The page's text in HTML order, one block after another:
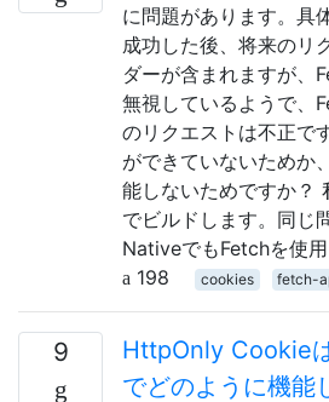
に問題があります。具
成功した後、将来のリ
ダーが含まれますが、
無視しているようで、
のリクエストは不正で
ができていないためか
能しないためですか？
でビルドします。同じ
NativeでもFetchを使用
198
cookies fetch-
9
HttpOnly Cookie
でどのように機能